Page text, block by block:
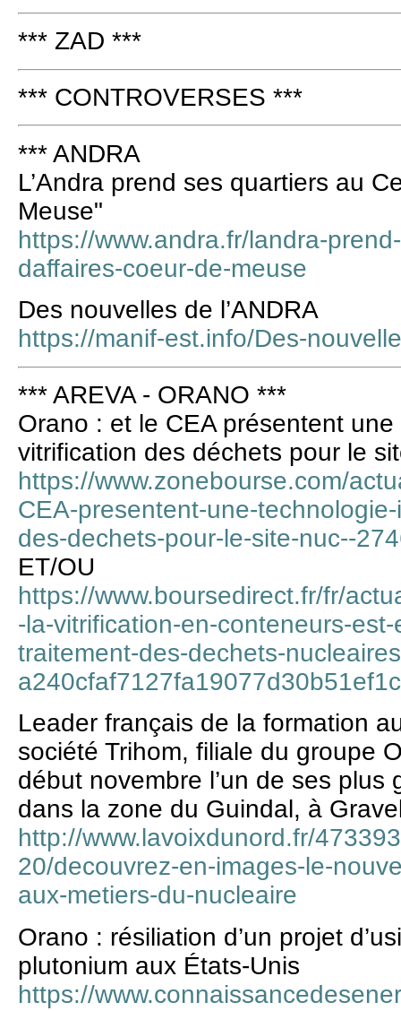
*** ZAD ***
*** CONTROVERSES ***
*** ANDRA
L’Andra prend ses quartiers au
Meuse"
https://www.andra.fr/landra-
daffaires-coeur-de-meuse
Des nouvelles de l’ANDRA
https://manif-est.info/Des-
*** AREVA - ORANO ***
Orano : et le CEA présentent
vitrification des déchets pour le
https://www.zonebourse.com/
CEA-presentent-une-
des-dechets-pour-le-site-nuc--
ET/OU
https://www.boursedirect.fr/fr/
-la-vitrification-en-conteneurs-
traitement-des-dechets-
Leader français de la formation
société Trihom, filiale du groupe
début novembre l’un de ses plus
dans la zone du Guindal, à
http://www.lavoixdunord.fr/
20/decouvrez-en-images-le-
aux-metiers-du-nucleaire
Orano : résiliation d’un projet
plutonium aux États-Unis
https://